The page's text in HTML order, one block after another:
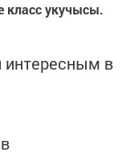
класс укучысы.
в